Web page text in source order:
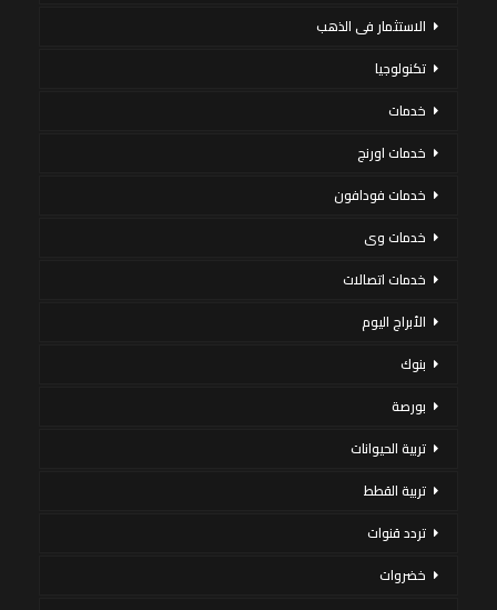
الاستثمار فى الذهب
تكنولوجيا
خدمات
خدمات اورنج
خدمات فودافون
خدمات وى
خدمات اتصالات
الأبراج اليوم
بنوك
بورصة
تربية الحيوانات
تربية القطط
تردد قنوات
خضروات